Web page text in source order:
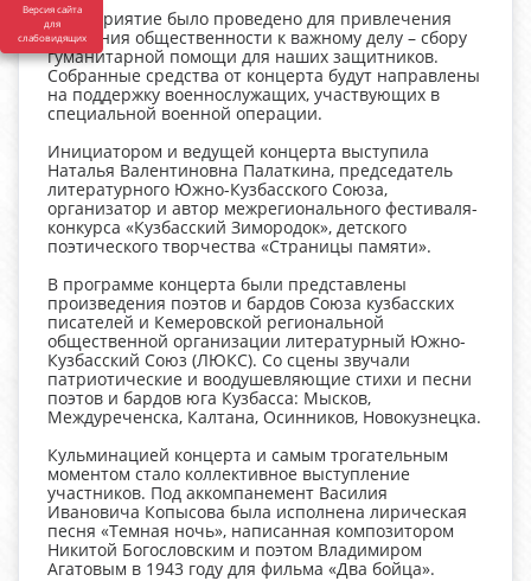
Версия сайта
для
слабовидящих
Мероприятие было проведено для привлечения
внимания общественности к важному делу – сбору
гуманитарной помощи для наших защитников.
Собранные средства от концерта будут направлены
на поддержку военнослужащих, участвующих в
специальной военной операции.
Инициатором и ведущей концерта выступила
Наталья Валентиновна Палаткина, председатель
литературного Южно-Кузбасского Союза,
организатор и автор межрегионального фестиваля-
конкурса «Кузбасский Зимородок», детского
поэтического творчества «Страницы памяти».
В программе концерта были представлены
произведения поэтов и бардов Союза кузбасских
писателей и Кемеровской региональной
общественной организации литературный Южно-
Кузбасский Союз (ЛЮКС). Со сцены звучали
патриотические и воодушевляющие стихи и песни
поэтов и бардов юга Кузбасса: Мысков,
Междуреченска, Калтана, Осинников, Новокузнецка.
Кульминацией концерта и самым трогательным
моментом стало коллективное выступление
участников. Под аккомпанемент Василия
Ивановича Копысова была исполнена лирическая
песня «Темная ночь», написанная композитором
Никитой Богословским и поэтом Владимиром
Агатовым в 1943 году для фильма «Два бойца».